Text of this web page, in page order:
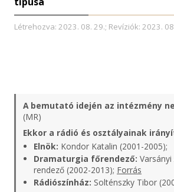
Létrehozva: 2023. 08. 29.; Revíziók: 2023.
A bemutató idején az intézmény
(MR)
Ekkor a rádió és osztályainak
Elnök: Kondor Katalin (2001-2005);
Dramaturgia főrendező:
rendező (2002-2013); Forrás
Rádiószínház: Solténszky Tibor